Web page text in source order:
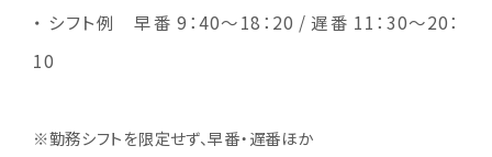
・ シフト例 早番 9：40～18：20 / 遅番 11：30～20：
10
※勤務シフトを限定せず、早番・遅番ほか